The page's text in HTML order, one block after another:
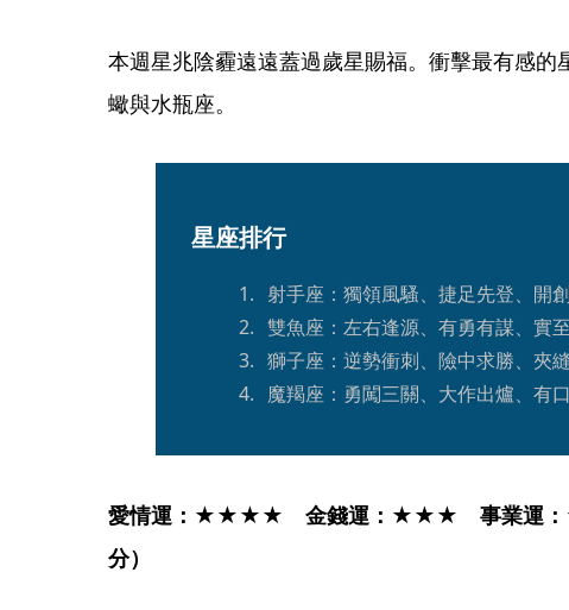
本週星兆陰霾遠遠蓋過歲星賜福。衝擊最有感的
蠍與水瓶座。
星座排行
射手座：獨領風騷、捷足先登、開
雙魚座：左右逢源、有勇有謀、實
獅子座：逆勢衝刺、險中求勝、夾
魔羯座：勇闖三關、大作出爐、有
愛情運：★★★★　金錢運：★★★　事業
分）